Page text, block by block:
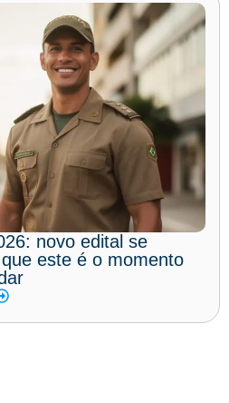
novo edital se
este é o momento